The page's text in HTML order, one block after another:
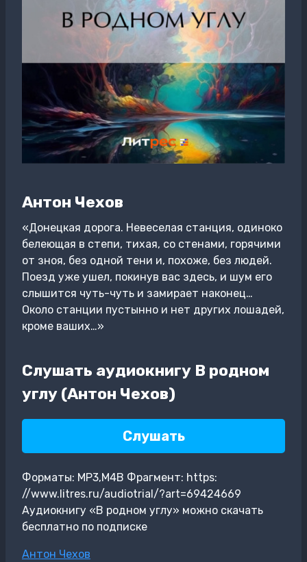
Антон Чехов
«Донецкая дорога. Невеселая станция, одиноко
белеющая в степи, тихая, со стенами, горячими
от зноя, без одной тени и, похоже, без людей.
Поезд уже ушел, покинув вас здесь, и шум его
слышится чуть-чуть и замирает наконец…
Около станции пустынно и нет других лошадей,
кроме ваших…»
Слушать аудиокнигу В родном
углу (Антон Чехов)
Слушать
Форматы: MP3,M4B Фрагмент: https:
//www.litres.ru/audiotrial/?art=69424669
Аудиокнигу «В родном углу» можно скачать
бесплатно по подписке
Метки
Антон Чехов